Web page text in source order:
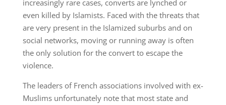
increasingly rare cases, converts are lynched or
even killed by Islamists. Faced with the threats that
are very present in the Islamized suburbs and on
social networks, moving or running away is often
the only solution for the convert to escape the
violence.
The leaders of French associations involved with ex-
Muslims unfortunately note that most state and